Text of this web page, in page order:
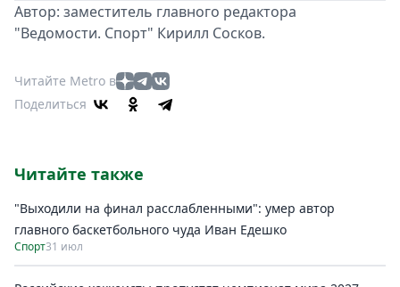
Автор: заместитель главного редактора
"Ведомости. Спорт" Кирилл Сосков.
Читайте Metro в
Поделиться
Читайте также
"Выходили на финал расслабленными": умер автор
главного баскетбольного чуда Иван Едешко
Спорт31 июл